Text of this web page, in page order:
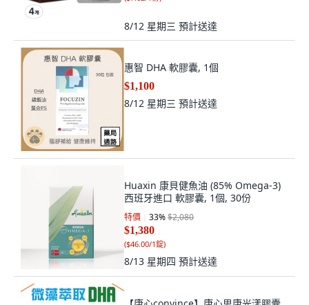
8/12 星期三 預計送達
惠智 DHA 軟膠囊, 1個
$1,100
8/12 星期三 預計送達
Huaxin 康貝健魚油 (85% Omega-3)
西班牙進口 軟膠囊, 1個, 30份
特價 33%$2,080
$1,380
($46.00/1錠)
8/13 星期四 預計送達